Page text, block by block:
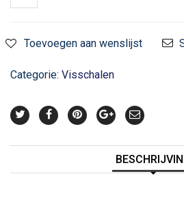
Toevoegen aan wenslijst
Categorie: Visschalen